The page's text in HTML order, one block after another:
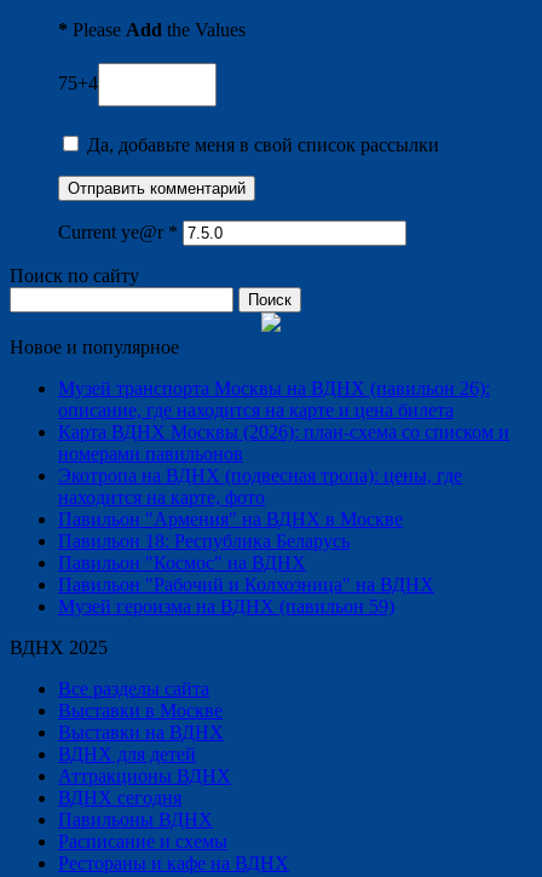
* Please Add the Values
75+4
Да, добавьте меня в свой список рассылки
Current ye@r *
Поиск по сайту
Новое и популярное
Музей транспорта Москвы на ВДНХ (павильон 26):
описание, где находится на карте и цена билета
Карта ВДНХ Москвы (2026): план-схема со списком и
номерами павильонов
Экотропа на ВДНХ (подвесная тропа): цены, где
находится на карте, фото
Павильон "Армения" на ВДНХ в Москве
Павильон 18: Республика Беларусь
Павильон "Космос" на ВДНХ
Павильон "Рабочий и Колхозница" на ВДНХ
Музей героизма на ВДНХ (павильон 59)
ВДНХ 2025
Все разделы сайта
Выставки в Москве
Выставки на ВДНХ
ВДНХ для детей
Аттракционы ВДНХ
ВДНХ сегодня
Павильоны ВДНХ
Расписание и схемы
Рестораны и кафе на ВДНХ